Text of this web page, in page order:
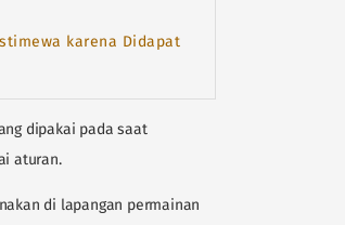
karena Didapat
dipakai pada saat
aturan.
di lapangan permainan